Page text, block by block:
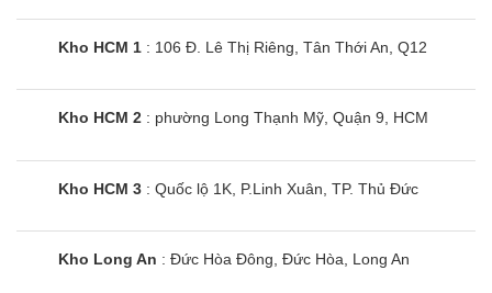
Kho HCM 1 : 106 Đ. Lê Thị Riêng, Tân Thới An, Q12
Kho HCM 2 : phường Long Thạnh Mỹ, Quận 9, HCM
Kho HCM 3 : Quốc lộ 1K, P.Linh Xuân, TP. Thủ Đức
Kho Long An : Đức Hòa Đông, Đức Hòa, Long An